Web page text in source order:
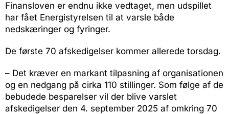
Finansloven er endnu ikke vedtaget, men udspillet
har fået Energistyrelsen til at varsle både
nedskæringer og fyringer.
De første 70 afskedigelser kommer allerede torsdag.
– Det kræver en markant tilpasning af organisationen
og en nedgang på cirka 110 stillinger. Som følge af de
bebudede besparelser vil der blive varslet
afskedigelser den 4. september 2025 af omkring 70